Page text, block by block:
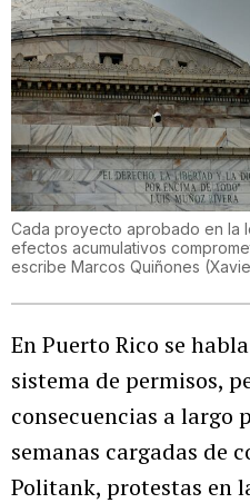
Cada proyecto aprobado en la
efectos acumulativos
escribe Marcos Quiñones (
En Puerto Rico se
sistema de permisos,
consecuencias a largo
semanas cargadas de
Politank, protestas en